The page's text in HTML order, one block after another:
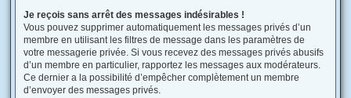
Je reçois sans arrêt des messages indésirables !
Vous pouvez supprimer automatiquement les messages privés d’un
membre en utilisant les filtres de message dans les paramètres de
votre messagerie privée. Si vous recevez des messages privés abusifs
d’un membre en particulier, rapportez les messages aux modérateurs.
Ce dernier a la possibilité d’empêcher complètement un membre
d’envoyer des messages privés.